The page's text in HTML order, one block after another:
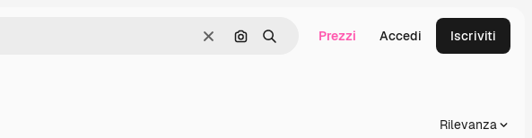
CancellaCerca per immagine
Ricerca Prezzi Accedi Iscriviti
Rilevanza